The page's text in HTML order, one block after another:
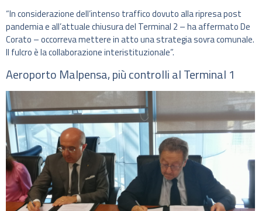
“In considerazione dell’intenso traffico dovuto alla ripresa post
pandemia e all’attuale chiusura del Terminal 2 – ha affermato De
Corato – occorreva mettere in atto una strategia sovra comunale.
Il fulcro è la collaborazione interistituzionale”.
Aeroporto Malpensa, più controlli al Terminal 1